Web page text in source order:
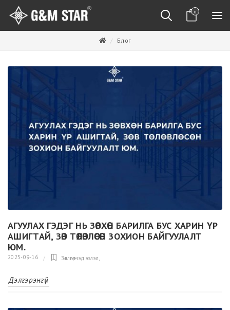
0
Блог
АГУУЛАХ ГЭДЭГ НЬ ЗӨВХӨН БАРИЛГА БУС ХАРИН ҮР
АШИГТАЙ, ЗӨВ ТӨЛӨВЛӨСӨН ЗОХИОН БАЙГУУЛАЛТ
ЮМ.
2025-09-16 Зөвлөгөө,мэдээлэл
Дэлгэрэнгүй